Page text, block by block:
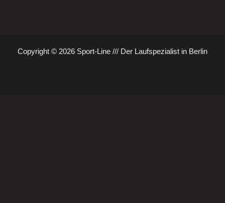
Copyright © 2026 Sport-Line /// Der Laufspezialist in Berlin